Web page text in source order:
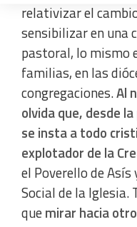
relativizar el
sensibilizar en una
pastoral, lo mismo
familias, en las
congregaciones.Al
olvida que, desde
se insta a todo
explotador de la
el Poverello de
Social de la Iglesia.
quemirar hacia
Create profiles to
Use profiles to select
Measure advertising
Measure content
Understand audiences
of data from different
Develop and improve